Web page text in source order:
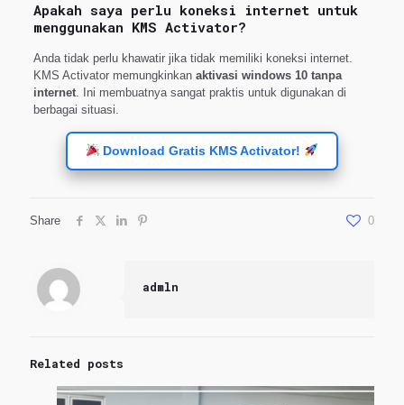
Apakah saya perlu koneksi internet untuk
menggunakan KMS Activator?
Anda tidak perlu khawatir jika tidak memiliki koneksi internet.
KMS Activator memungkinkan aktivasi windows 10 tanpa
internet. Ini membuatnya sangat praktis untuk digunakan di
berbagai situasi.
Download Gratis KMS Activator!
Share 0
admln
Related posts